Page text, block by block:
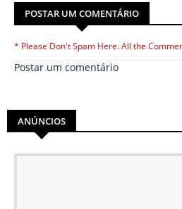
POSTAR UM COMENTÁRIO
* Please Don't Spam Here. All the
Postar um comentário
ANÚNCIOS